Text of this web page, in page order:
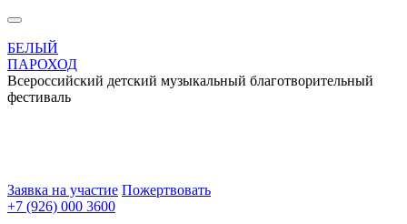
БЕЛЫЙ
ПАРОХОД
Всероссийский детский музыкальный благотворительный
фестиваль
Заявка на участие Пожертвовать
+7 (926) 000 3600